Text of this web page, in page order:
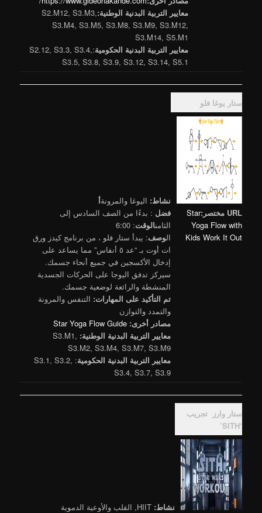
معايير التربية البدنية الوطنية:S2.M12, S3.M3,
S3.M4, S3.M5, S3.M8, S3.M9, S3.M12,
S3.M14, S5.M1
معايير التربية البدنية الحكومية :S2.12, S3.3, S3.4,
S3.5, S3.8, S3.9, S3.12, S3.14, S5.1
ستار يوغا فلو
URL مختصر:
Star
Yoga Flow with
Kids Work It Out
نشاط: اليوغا والمرونةأ
فضل : بدءًا من الصف السادس إلى
الثامنالوقت: 6:00
الوصف: يبدأ ستار فلو ، من برنامج كيدز ورق
ات أوت بـ “عد ٥ أنفاس” مما يساعد على
إدخال الأكسجين في جميع أنحاء جسمك.
سيركز تدفق اليوجا على الحركات الجسدية
المنشطة والرائعة لوضعية جسمك.
تم التأكيد على المهارات: التنفس والمرونة
والتمدد والتوازن
مصادر أخرى:Star Yoga Flow Guide
معايير التربية البدنية الوطنية: S3.M1,
S3.M2, S3.M4, S3.M7, S3.M9
معايير التربية البدنية الحكومية:
S3.1, S3.2,
S3.4, S3.7, S3.9
ستار وارزتجريب
‘SITH’
نشاط:HIIT, القلب والأوعية الدموية